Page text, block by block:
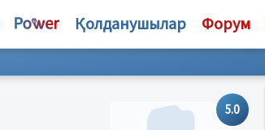
Қолданушылар Форум
5.0